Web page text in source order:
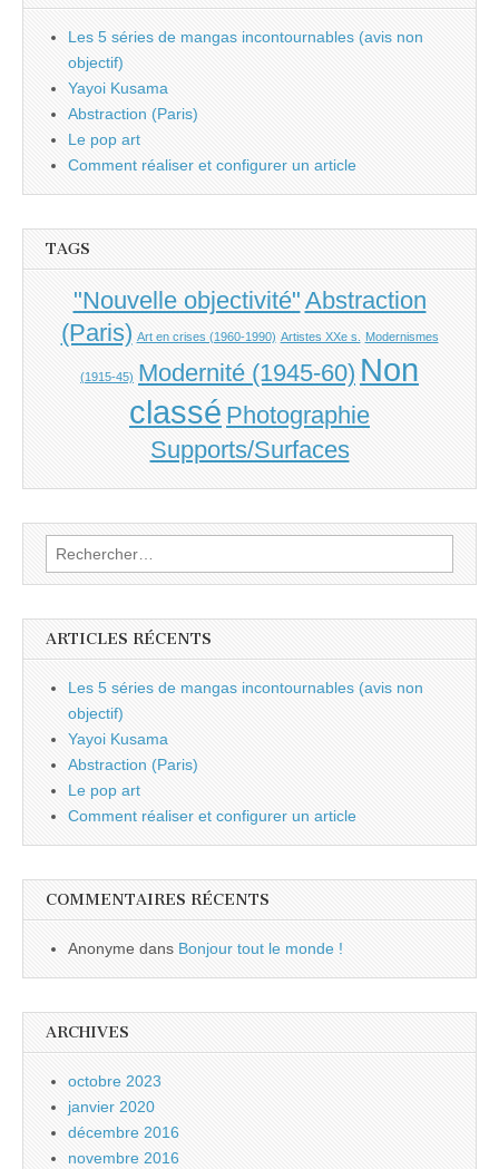
Les 5 séries de mangas incontournables (avis non
objectif)
Yayoi Kusama
Abstraction (Paris)
Le pop art
Comment réaliser et configurer un article
TAGS
"Nouvelle objectivité" Abstraction
(Paris) Art en crises (1960-1990) Artistes XXe s. Modernismes
(1915-45) Modernité (1945-60) Non
classé Photographie
Supports/Surfaces
Rechercher :
ARTICLES RÉCENTS
Les 5 séries de mangas incontournables (avis non
objectif)
Yayoi Kusama
Abstraction (Paris)
Le pop art
Comment réaliser et configurer un article
COMMENTAIRES RÉCENTS
Anonyme dans Bonjour tout le monde !
ARCHIVES
octobre 2023
janvier 2020
décembre 2016
novembre 2016